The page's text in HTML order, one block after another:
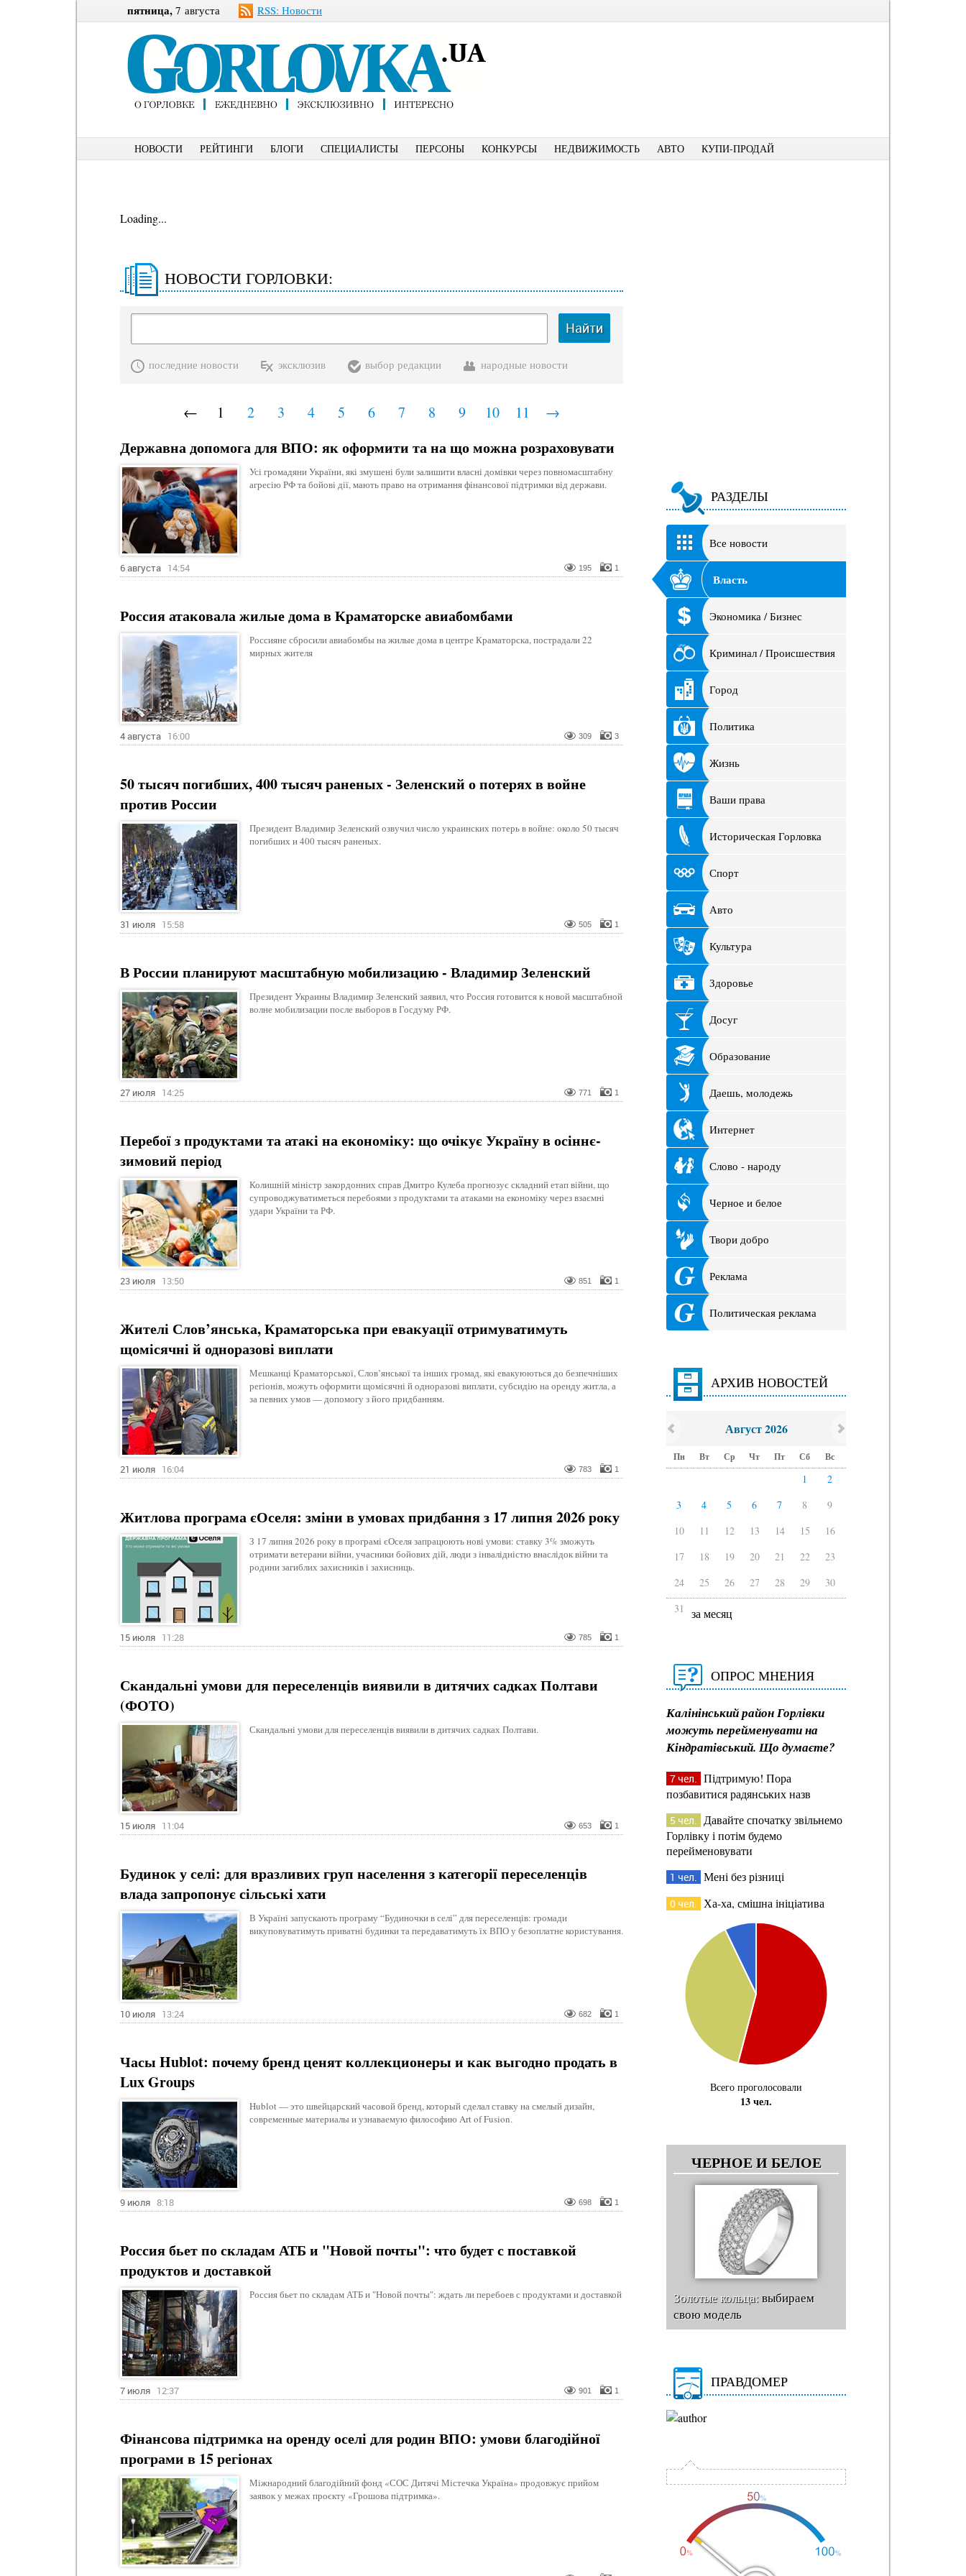
пятница, 7 августа RSS: Новости
НОВОСТИ РЕЙТИНГИ БЛОГИ СПЕЦИАЛИСТЫ ПЕРСОНЫ КОНКУРСЫ НЕДВИЖИМОСТЬ АВТО КУПИ-ПРОДАЙ
Loading...
НОВОСТИ ГОРЛОВКИ:
Найти
последние новости эксклюзив выбор редакции народные новости
← 1 2 3 4 5 6 7 8 9 10 11 →
Державна допомога для ВПО: як оформити та на що можна розраховувати
Усі громадяни України, які змушені були залишити власні домівки через повномасштабну
агресію РФ та бойові дії, мають право на отримання фінансової підтримки від держави.
6 августа 14:54 195 1
Россия атаковала жилые дома в Краматорске авиабомбами
Россияне сбросили авиабомбы на жилые дома в центре Краматорска, пострадали 22
мирных жителя
4 августа 16:00 309 3
50 тысяч погибших, 400 тысяч раненых - Зеленский о потерях в войне
против России
Президент Владимир Зеленский озвучил число украинских потерь в войне: около 50 тысяч
погибших и 400 тысяч раненых.
31 июля 15:58 505 1
В России планируют масштабную мобилизацию - Владимир Зеленский
Президент Украины Владимир Зеленский заявил, что Россия готовится к новой масштабной
волне мобилизации после выборов в Госдуму РФ.
27 июля 14:25 771 1
Перебої з продуктами та атакі на економіку: що очікує Україну в осіннє-
зимовий період
Колишній міністр закордонних справ Дмитро Кулеба прогнозує складний етап війни, що
супроводжуватиметься перебоями з продуктами та атаками на економіку через взаємні
удари України та РФ.
23 июля 13:50 851 1
Жителі Слов’янська, Краматорська при евакуації отримуватимуть
щомісячні й одноразові виплати
Мешканці Краматорської, Слов’янської та інших громад, які евакуюються до безпечніших
регіонів, можуть оформити щомісячні й одноразові виплати, субсидію на оренду житла, а
за певних умов — допомогу з його придбанням.
21 июля 16:04 783 1
Житлова програма єОселя: зміни в умовах придбання з 17 липня 2026 року
З 17 липня 2026 року в програмі єОселя запрацюють нові умови: ставку 3% зможуть
отримати ветерани війни, учасники бойових дій, люди з інвалідністю внаслідок війни та
родини загиблих захисників і захисниць.
15 июля 11:28 785 1
Скандальні умови для переселенців виявили в дитячих садках Полтави
(ФОТО)
Скандальні умови для переселенців виявили в дитячих садках Полтави.
15 июля 11:04 653 1
Будинок у селі: для вразливих груп населення з категорії переселенців
влада запропонує сільські хати
В Україні запускають програму “Будиночки в селі” для переселенців: громади
викуповуватимуть приватні будинки та передаватимуть їх ВПО у безоплатне користування.
10 июля 13:24 682 1
Часы Hublot: почему бренд ценят коллекционеры и как выгодно продать в
Lux Groups
Hublot — это швейцарский часовой бренд, который сделал ставку на смелый дизайн,
современные материалы и узнаваемую философию Art of Fusion.
9 июля 8:18 698 1
Россия бьет по складам АТБ и "Новой почты": что будет с поставкой
продуктов и доставкой
Россия бьет по складам АТБ и "Новой почты": ждать ли перебоев с продуктами и доставкой
7 июля 12:37 901 1
Фінансова підтримка на оренду оселі для родин ВПО: умови благодійної
програми в 15 регіонах
Міжнародний благодійний фонд «СОС Дитячі Містечка Україна» продовжує прийом
заявок у межах проєкту «Грошова підтримка».
РАЗДЕЛЫ
Все новости
Власть
Экономика / Бизнес
Криминал / Происшествия
Город
Политика
Жизнь
Ваши права
Историческая Горловка
Спорт
Авто
Культура
Здоровье
Досуг
Образование
Даешь, молодежь
Интернет
Слово - народу
Черное и белое
Твори добро
Реклама
Политическая реклама
АРХИВ НОВОСТЕЙ
Август 2026
Пн Вт Ср Чт Пт Сб Вс
1
2
3
4 5 6 7 8
9
10
11 12 13 14 15
16
17
18 19 20 21 22
23
24
25 26 27 28 29
30
31
за месяц
ОПРОС МНЕНИЯ
Калінінський район Горлівки
можуть перейменувати на
Кіндратівський. Що думаєте?
7 чел. Підтримую! Пора
позбавитися радянських назв
5 чел. Давайте спочатку звільнемо
Горлівку і потім будемо
перейменовувати
1 чел. Мені без різниці
0 чел. Ха-ха, смішна ініціатива
Всего проголосовали
13 чел.
ЧЕРНОЕ И БЕЛОЕ
Золотые кольца:выбираем
свою модель
ПРАВДОМЕР